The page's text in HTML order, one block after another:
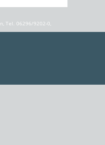
Tel. 06296/9202-0,